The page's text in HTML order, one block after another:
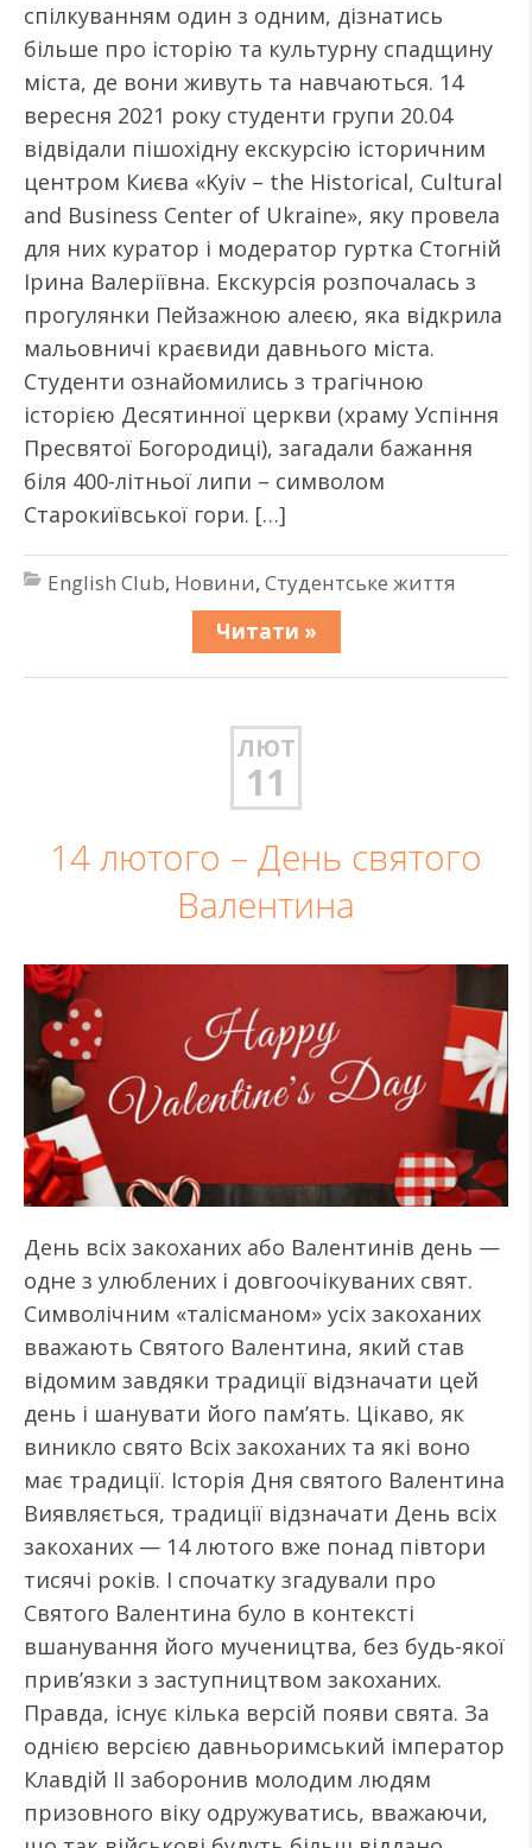
спілкуванням один з одним, дізнатись
більше про історію та культурну спадщину
міста, де вони живуть та навчаються. 14
вересня 2021 року студенти групи 20.04
відвідали пішохідну екскурсію історичним
центром Києва «Kyiv – the Historical, Cultural
and Business Center of Ukraine», яку провела
для них куратор і модератор гуртка Стогній
Ірина Валеріївна. Екскурсія розпочалась з
прогулянки Пейзажною алеєю, яка відкрила
мальовничі краєвиди давнього міста.
Студенти ознайомились з трагічною
історією Десятинної церкви (храму Успіння
Пресвятої Богородиці), загадали бажання
біля 400-літньої липи – символом
Старокиївської гори. […]
English Club, Новини, Студентське життя
Читати »
ЛЮТ
11
14 лютого – День святого
Валентина
День всіх закоханих або Валентинів день —
одне з улюблених і довгоочікуваних свят.
Символічним «талісманом» усіх закоханих
вважають Святого Валентина, який став
відомим завдяки традиції відзначати цей
день і шанувати його пам’ять. Цікаво, як
виникло свято Всіх закоханих та які воно
має традиції. Історія Дня святого Валентина
Виявляється, традиції відзначати День всіх
закоханих — 14 лютого вже понад півтори
тисячі років. І спочатку згадували про
Святого Валентина було в контексті
вшанування його мучеництва, без будь-якої
прив’язки з заступництвом закоханих.
Правда, існує кілька версій появи свята. За
однією версією давньоримський імператор
Клавдій II заборонив молодим людям
призовного віку одружуватись, вважаючи,